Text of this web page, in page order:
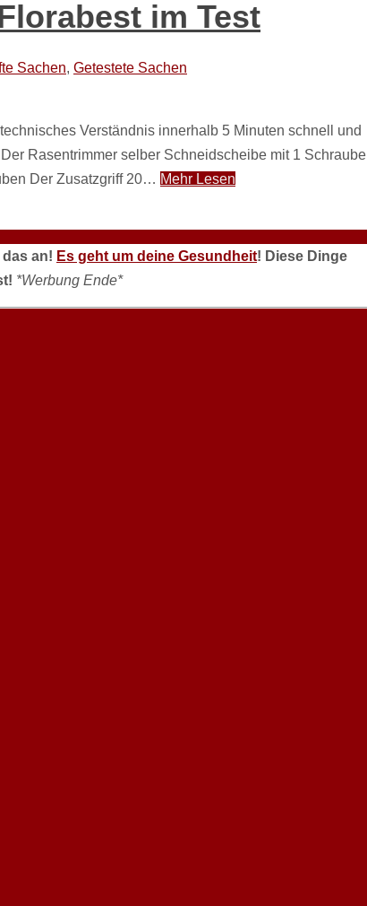
im Test
Sachen, Getestete Sachen
Verständnis innerhalb 5 Minuten schnell und
Rasentrimmer selber Schneidscheibe mit 1 Schraube
Der Zusatzgriff 20… Mehr Lesen
an! Es geht um deine Gesundheit! Diese Dinge
*Werbung Ende*